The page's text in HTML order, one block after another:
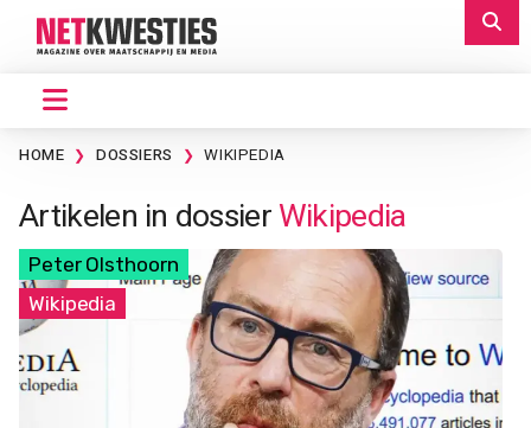
HOME DOSSIERS WIKIPEDIA
Artikelen in dossierWikipedia
Peter Olsthoorn
Wikipedia